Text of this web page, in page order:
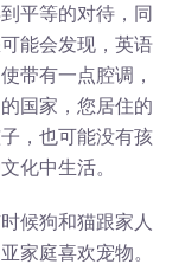
平等的对待，同
能会发现，英语
带有一点腔调，
国家，您居住的
，也可能没有孩
化中生活。
候狗和猫跟家人
家庭喜欢宠物。